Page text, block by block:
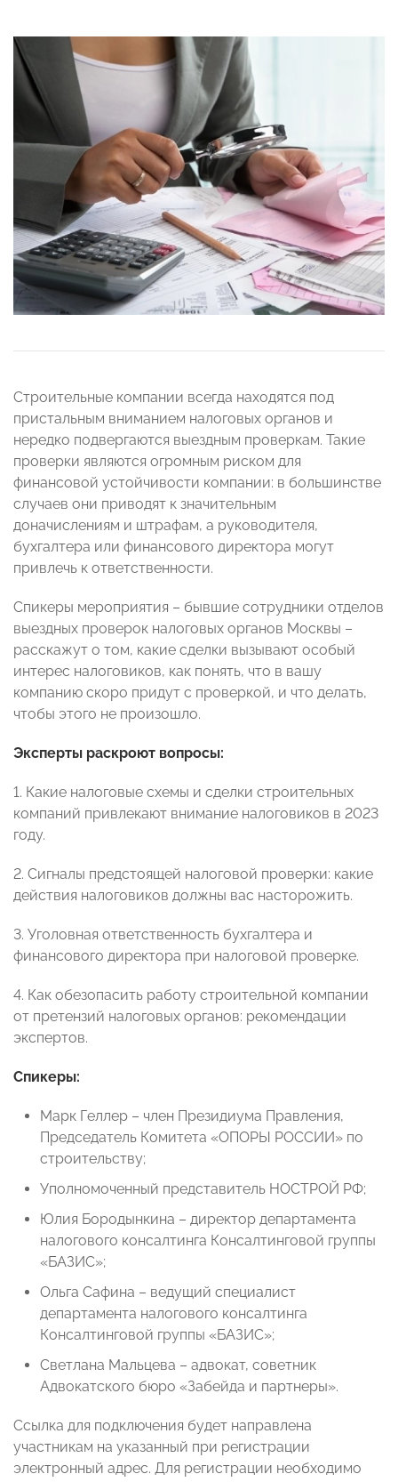
Строительные компании всегда находятся под
пристальным вниманием налоговых органов и
нередко подвергаются выездным проверкам. Такие
проверки являются огромным риском для
финансовой устойчивости компании: в большинстве
случаев они приводят к значительным
доначислениям и штрафам, а руководителя,
бухгалтера или финансового директора могут
привлечь к ответственности.
Спикеры мероприятия – бывшие сотрудники отделов
выездных проверок налоговых органов Москвы –
расскажут о том, какие сделки вызывают особый
интерес налоговиков, как понять, что в вашу
компанию скоро придут с проверкой, и что делать,
чтобы этого не произошло.
Эксперты раскроют вопросы:
1. Какие налоговые схемы и сделки строительных
компаний привлекают внимание налоговиков в 2023
году.
2. Сигналы предстоящей налоговой проверки: какие
действия налоговиков должны вас насторожить.
3. Уголовная ответственность бухгалтера и
финансового директора при налоговой проверке.
4. Как обезопасить работу строительной компании
от претензий налоговых органов: рекомендации
экспертов.
Спикеры:
Марк Геллер – член Президиума Правления,
Председатель Комитета «ОПОРЫ РОССИИ» по
строительству;
Уполномоченный представитель НОСТРОЙ РФ;
Юлия Бородынкина – директор департамента
налогового консалтинга Консалтинговой группы
«БАЗИС»;
Ольга Сафина – ведущий специалист
департамента налогового консалтинга
Консалтинговой группы «БАЗИС»;
Светлана Мальцева – адвокат, советник
Адвокатского бюро «Забейда и партнеры».
Ссылка для подключения будет направлена
участникам на указанный при регистрации
электронный адрес. Для регистрации необходимо